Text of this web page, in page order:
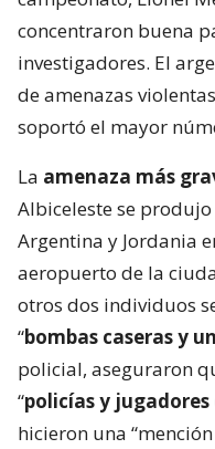
concentraron buena
investigadores. El
de amenazas
soportó el mayor
La amenaza más
Albiceleste se
Argentina y Jordania
aeropuerto de la
otros dos individuos
“bombas caseras y
policial, aseguraron
“policías y jugadores
hicieron una